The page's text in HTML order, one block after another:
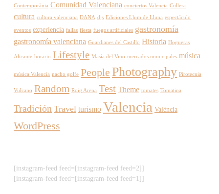
Contemporània Comunidad Valenciana conciertos Valencia Cullera
cultura cultura valenciana DANA djs Ediciones Llum de Lluna espectáculo
eventos experiencia fallas fiesta fuegos artificiales gastronomía
gastronomía valenciana Guardianes del Castillo Historia Hogueras
Alicante horario Lifestyle Masía del Vino mercados municipales música
música Valencia nacho golfe People Photography Pirotecnia
Vulcano Random Roig Arena Test Theme tomates Tomatina
Tradición Travel turismo Valencia València
WordPress
[instagram-feed feed=[instagram-feed feed=2]]
[instagram-feed feed=[instagram-feed feed=1]]